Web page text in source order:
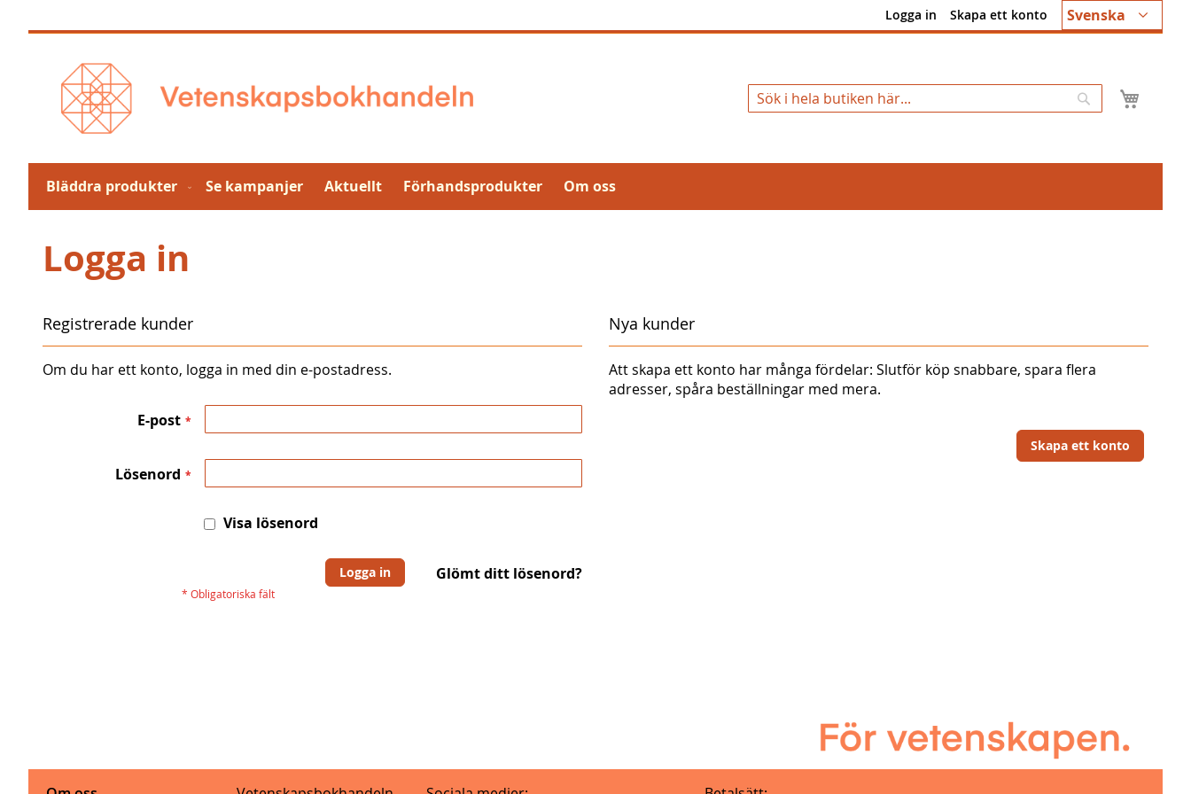
till
Språk
Svenska
Logga in Skapa ett konto
Sök
Bläddra produkter Se kampanjer Aktuellt Förhandsprodukter Om oss
Logga in
Registrerade kunder
Om du har ett konto, logga in med din e-postadress.
E-post
Lösenord
Visa lösenord
Logga in Glömt ditt lösenord?
Nya kunder
Att skapa ett konto har många fördelar: Slutför köp snabbare, spara flera
adresser, spåra beställningar med mera.
Skapa ett konto